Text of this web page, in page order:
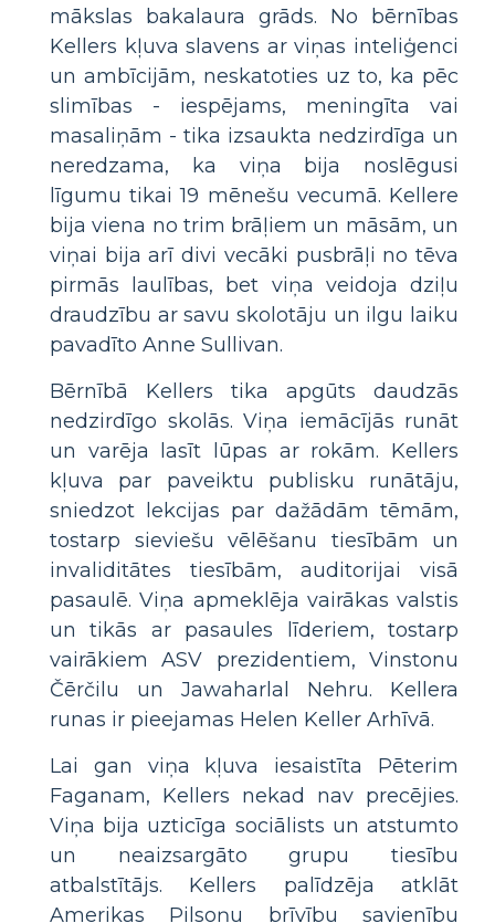
mākslas bakalaura grāds. No bērnības
Kellers kļuva slavens ar viņas inteliģenci
un ambīcijām, neskatoties uz to, ka pēc
slimības - iespējams, meningīta vai
masaliņām - tika izsaukta nedzirdīga un
neredzama, ka viņa bija noslēgusi
līgumu tikai 19 mēnešu vecumā. Kellere
bija viena no trim brāļiem un māsām, un
viņai bija arī divi vecāki pusbrāļi no tēva
pirmās laulības, bet viņa veidoja dziļu
draudzību ar savu skolotāju un ilgu laiku
pavadīto Anne Sullivan.
Bērnībā Kellers tika apgūts daudzās
nedzirdīgo skolās. Viņa iemācījās runāt
un varēja lasīt lūpas ar rokām. Kellers
kļuva par paveiktu publisku runātāju,
sniedzot lekcijas par dažādām tēmām,
tostarp sieviešu vēlēšanu tiesībām un
invaliditātes tiesībām, auditorijai visā
pasaulē. Viņa apmeklēja vairākas valstis
un tikās ar pasaules līderiem, tostarp
vairākiem ASV prezidentiem, Vinstonu
Čērčilu un Jawaharlal Nehru. Kellera
runas ir pieejamas Helen Keller Arhīvā.
Lai gan viņa kļuva iesaistīta Pēterim
Faganam, Kellers nekad nav precējies.
Viņa bija uzticīga sociālists un atstumto
un neaizsargāto grupu tiesību
atbalstītājs. Kellers palīdzēja atklāt
Amerikas Pilsoņu brīvību savienību